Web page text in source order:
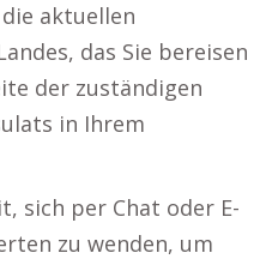
aktuellen
das Sie bereisen
der zuständigen
in Ihrem
sich per Chat oder E-
zu wenden, um